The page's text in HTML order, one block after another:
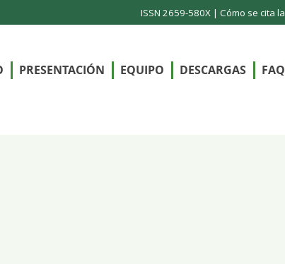
ISSN 2659-580X | Cómo se cita la
PRESENTACIÓN EQUIPO DESCARGAS FAQ